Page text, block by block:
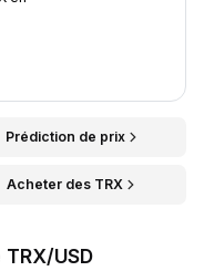
Prédiction de prix
Acheter des TRX
USD